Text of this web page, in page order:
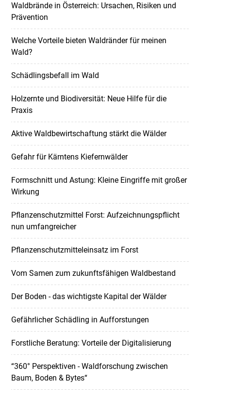
Waldbrände in Österreich: Ursachen, Risiken und
Prävention
Welche Vorteile bieten Waldränder für meinen
Wald?
Schädlingsbefall im Wald
Holzernte und Biodiversität: Neue Hilfe für die
Praxis
Aktive Waldbewirtschaftung stärkt die Wälder
Gefahr für Kärntens Kiefernwälder
Formschnitt und Astung: Kleine Eingriffe mit großer
Wirkung
Pflanzenschutzmittel Forst: Aufzeichnungspflicht
nun umfangreicher
Pflanzenschutzmitteleinsatz im Forst
Vom Samen zum zukunftsfähigen Waldbestand
Der Boden - das wichtigste Kapital der Wälder
Gefährlicher Schädling in Aufforstungen
Forstliche Beratung: Vorteile der Digitalisierung
“360° Perspektiven - Waldforschung zwischen
Baum, Boden & Bytes“